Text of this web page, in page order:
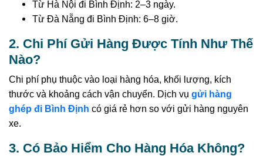
Từ Hà Nội đi Bình Định: 2–3 ngày.
Từ Đà Nẵng đi Bình Định: 6–8 giờ.
2. Chi Phí Gửi Hàng Được Tính Như Thế
Nào?
Chi phí phụ thuộc vào loại hàng hóa, khối lượng, kích
thước và khoảng cách vận chuyển. Dịch vụ gửi hàng
ghép đi Bình Định có giá rẻ hơn so với gửi hàng nguyên
xe.
3. Có Bảo Hiểm Cho Hàng Hóa Không?